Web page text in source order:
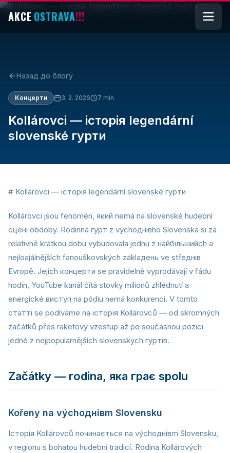
AKCE OSTRAVA!!!
Назад до блогу
Концерти 3. 2. 2026 7 min
Kollárovci — історія legendární
slovenské гурти
# Kollárovci — історія legendární slovenské гурти
Kollárovci jsou fenomén, який nemá na slovenské hudební
сцені obdoby. Rodinná гурт z výchoднівho Slovenska si za
relativně krátkou dobu vybudovala jednu z найбільшийch a
nejloajálnějších fanouškovských záklaдень ve střeднів
Evropě. Jejich концерти se pravidelně vyprodávají v řádu
hodin, YouTube kanál čítá stovky milionů zhlédnutí a
energické виступ na pódiu nemá konkurenci. V tomto
статті se podíváme na історія Kollárovců — od skromných
začátků přes raketový vzestup až po současnou pozici
jedné z nejpopulárnějších slovenských гуртів.
Začátky — rodina, яка грає spolu
Kořeny na výchoднівm Slovensku
Історія Kollárovců починається na výchoднівm Slovensku,
v regionu s bohatou hudební tradicí. Rodina Kollárových